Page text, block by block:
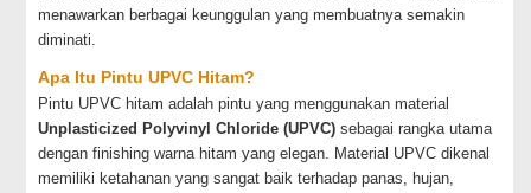
menawarkan berbagai keunggulan yang membuatnya semakin
diminati.
Apa Itu Pintu UPVC Hitam?
Pintu UPVC hitam adalah pintu yang menggunakan material
Unplasticized Polyvinyl Chloride (UPVC) sebagai rangka utama
dengan finishing warna hitam yang elegan. Material UPVC dikenal
memiliki ketahanan yang sangat baik terhadap panas, hujan,